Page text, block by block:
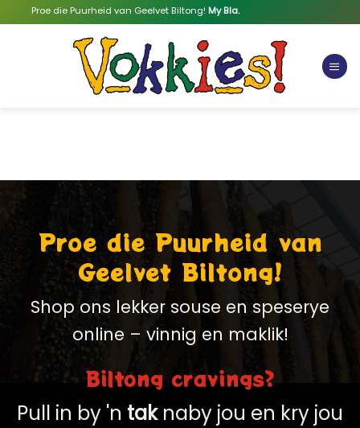
to
Proe die Puurheid van Geelvet Biltong!My Bla.
Proe die Puurheid van
Geelvet Biltong!
Shop ons lekker souse en speserye
online – vinnig en maklik!
Biltong cravings?
Pull in by 'n taknaby jou en kry jou